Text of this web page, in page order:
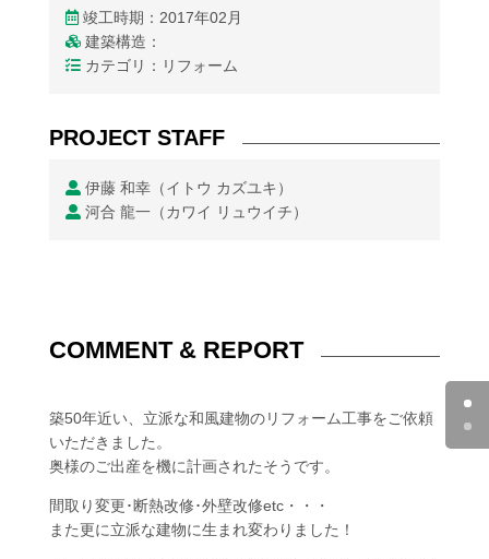
竣工時期：2017年02月
建築構造：
カテゴリ：リフォーム
PROJECT STAFF
伊藤 和幸（イトウ カズユキ）
河合 龍一（カワイ リュウイチ）
COMMENT & REPORT
築50年近い、立派な和風建物のリフォーム工事をご依頼
いただきました。
奥様のご出産を機に計画されたそうです。
間取り変更･断熱改修･外壁改修etc・・・
また更に立派な建物に生まれ変わりました！